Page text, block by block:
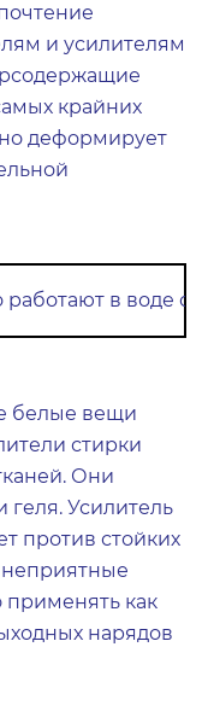
и усилителям
крайних
деформирует
в воде
белые вещи
стирки
Они
Усилитель
против стойких
неприятные
применять как
нарядов